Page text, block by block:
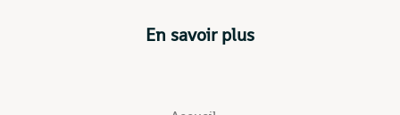
En savoir plus